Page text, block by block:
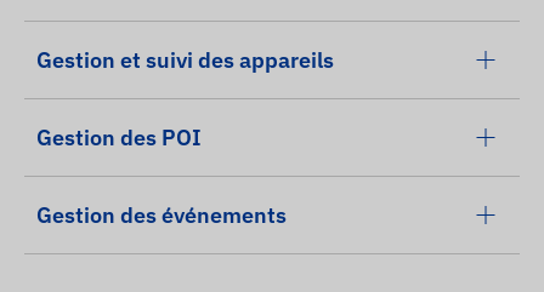
Gestion et suivi des appareils
Gestion des POI
Gestion des événements